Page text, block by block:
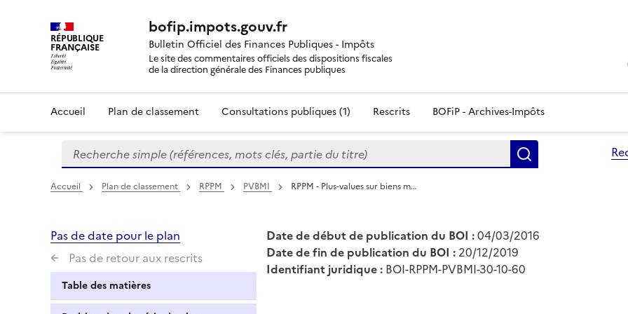
RÉPUBLIQUE
FRANÇAISE
bofip.impots.gouv.fr
Bulletin Officiel des Finances Publiques - Impôts
Le site des commentaires officiels des dispositions fiscales
de la direction générale des Finances publiques
Accueil Plan de classement Consultations publiques (1) Rescrits BOFiP - Archives-Impôts
Formulaire
de
recherche
Recherche simple (références, mots clés, partie du titre)
Accueil Plan de classement RPPM PVBMI RPPM - Plus-values sur biens m…
Pas de date pour le plan
Pas de retour aux rescrits
Table des matières
Date de début de publication du BOI :04/03/2016
Date de fin de publication du BOI : 20/12/2019
Identifiant juridique : BOI-RPPM-PVBMI-30-10-60